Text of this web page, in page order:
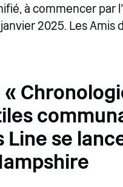
à commencer par
2025. Les Amis
se